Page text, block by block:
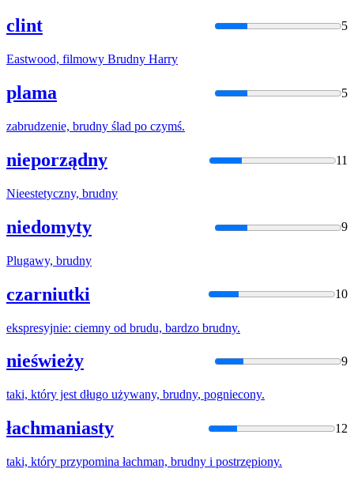
clint 5
Eastwood, filmowy Brudny Harry
plama 5
zabrudzenie, brudny ślad po czymś.
nieporządny 11
Nieestetyczny, brudny
niedomyty 9
Plugawy, brudny
czarniutki 10
ekspresyjnie: ciemny od brudu, bardzo brudny.
nieświeży 9
taki, który jest długo używany, brudny, pogniecony.
łachmaniasty 12
taki, który przypomina łachman, brudny i postrzępiony.